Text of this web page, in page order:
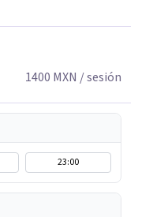
sentirte mejor,
una vida más feliz.
1400 MXN / sesión
23:00